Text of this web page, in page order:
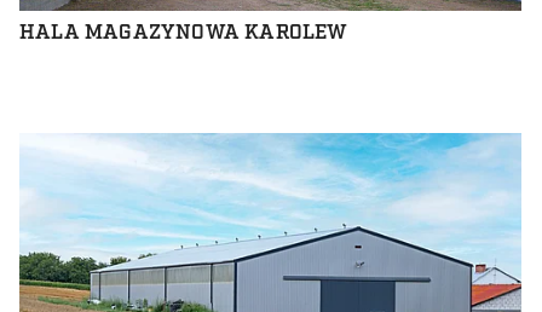
HALA MAGAZYNOWA KAROLEW